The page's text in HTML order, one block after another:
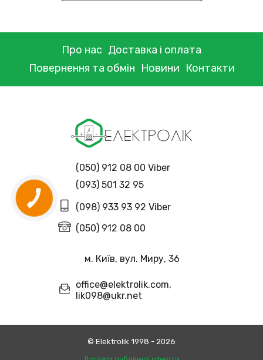
Про нас Доставка і оплата
Повернення та обмін Новини Контакти
(050) 912 08 00 Viber
(093) 501 32 95
(098) 933 93 92 Viber
(050) 912 08 00
м. Київ, вул. Миру, 36
office@elektrolik.com,
lik098@ukr.net
© Еlektrolik 1998 - 2026